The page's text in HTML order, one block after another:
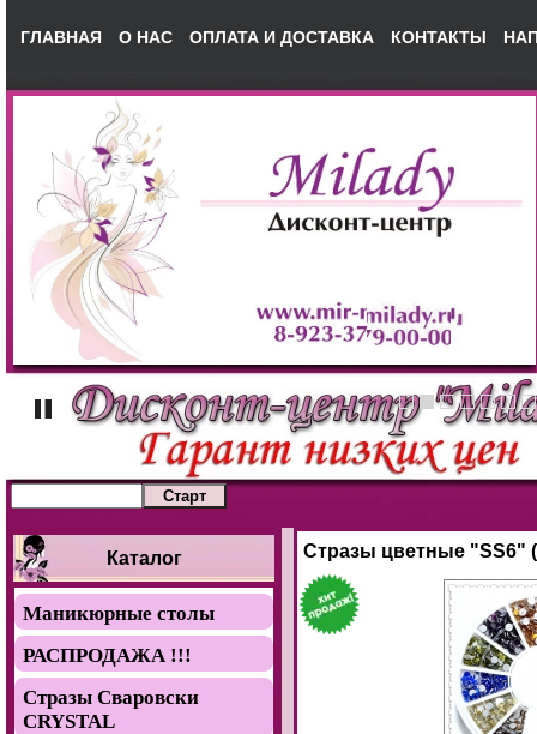
ГЛАВНАЯ О НАС ОПЛАТА И ДОСТАВКА КОНТАКТЫ
Каталог
Маникюрные столы
РАСПРОДАЖА !!!
Стразы Сваровски
CRYSTAL
Стразы цветные "SS6"